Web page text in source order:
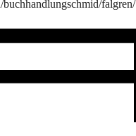
buchhandlungschmid/falgren/